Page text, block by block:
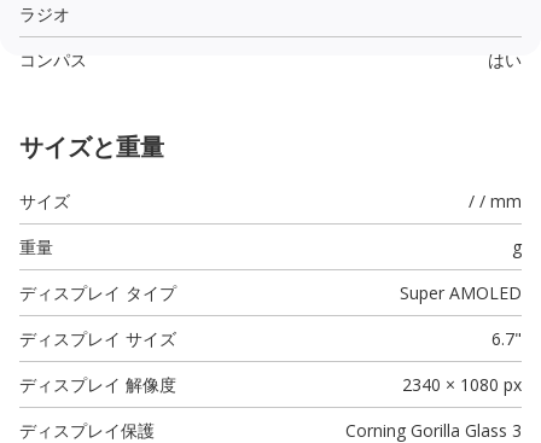
ラジオ
コンパス
はい
サイズと重量
サイズ
/ / mm
重量
g
ディスプレイ タイプ
Super AMOLED
ディスプレイ サイズ
6.7"
ディスプレイ 解像度
2340 × 1080 px
ディスプレイ保護
Corning Gorilla Glass 3